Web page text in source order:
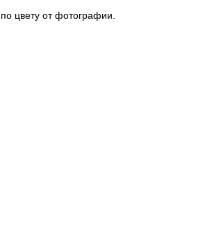
цвету от фотографии.